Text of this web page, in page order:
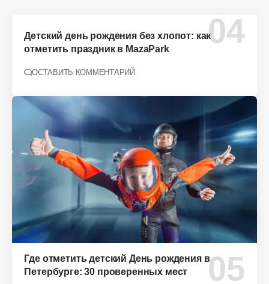
Детский день рождения без хлопот: как
отметить праздник в MazaPark
ОСТАВИТЬ КОММЕНТАРИЙ
Где отметить детский День рождения в
Петербурге: 30 проверенных мест